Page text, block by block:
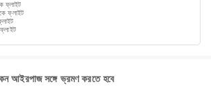
ফ্লাইট
ফ্লাইট
ফ্লাইট
আইরপাজ সঙ্গে ভ্রমণ করতে হবে